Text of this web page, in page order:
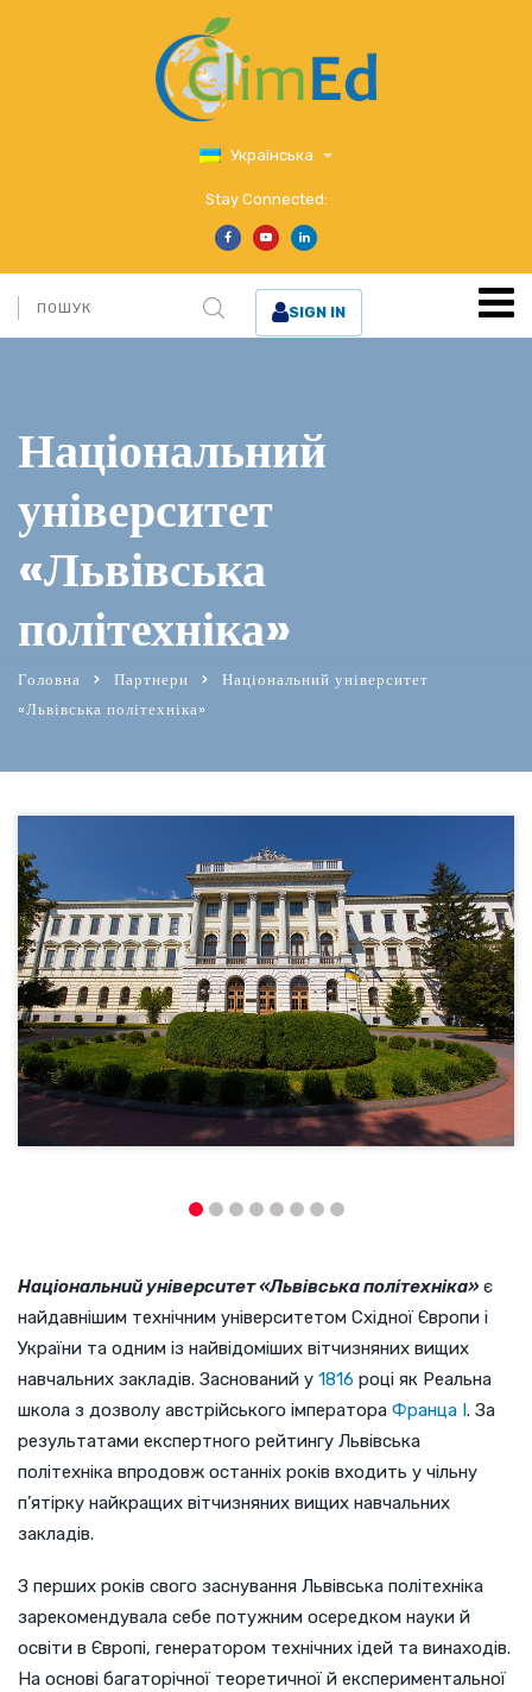
Українська
Stay Connected:
SIGN IN
Національний
університет
«Львівська
політехніка»
Головна Партнери
Національний університет
«Львівська політехніка»
Національний університет «Львівська політехніка» є
найдавнішим технічним університетом Східної Європи і
України та одним із найвідоміших вітчизняних вищих
навчальних закладів. Заснований у 1816 році як Реальна
школа з дозволу австрійського імператора Франца І. За
результатами експертного рейтингу Львівська
політехніка впродовж останніх років входить у чільну
п’ятірку найкращих вітчизняних вищих навчальних
закладів.
З перших років свого заснування Львівська політехніка
зарекомендувала себе потужним осередком науки й
освіти в Європі, генератором технічних ідей та винаходів.
На основі багаторічної теоретичної й експериментальної